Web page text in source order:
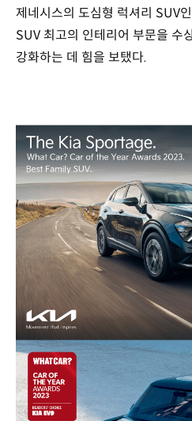
제네시스의 도심형 럭셔리 SUV인
SUV 최고의 인테리어 부문을 수
강화하는 데 힘을 보탰다.